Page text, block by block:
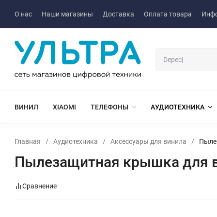
О нас Наши магазины Доставка Оплата товара
ВИНИЛ XIAOMI ТЕЛЕФОНЫ АУДИОТЕХНИКА
Главная / Аудиотехника / Аксессуары для винила /
Пылезащитная крышка для
Сравнение